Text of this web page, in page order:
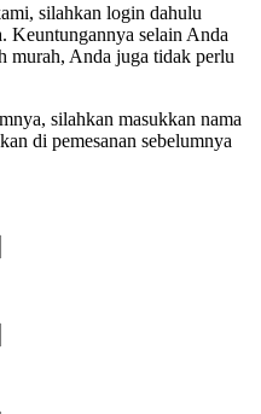
silahkan login dahulu
Keuntungannya selain Anda
murah, Anda juga tidak perlu
silahkan masukkan nama
di pemesanan sebelumnya